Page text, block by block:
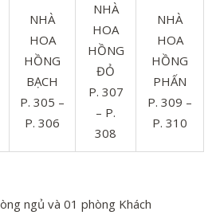
NHÀ
HOA
HỒNG
BẠCH
P. 305 –
P. 306
NHÀ
HOA
HỒNG
ĐỎ
P. 307
– P.
308
NHÀ
HOA
HỒNG
PHẤN
P. 309 –
P. 310
ngủ và 01 phòng Khách